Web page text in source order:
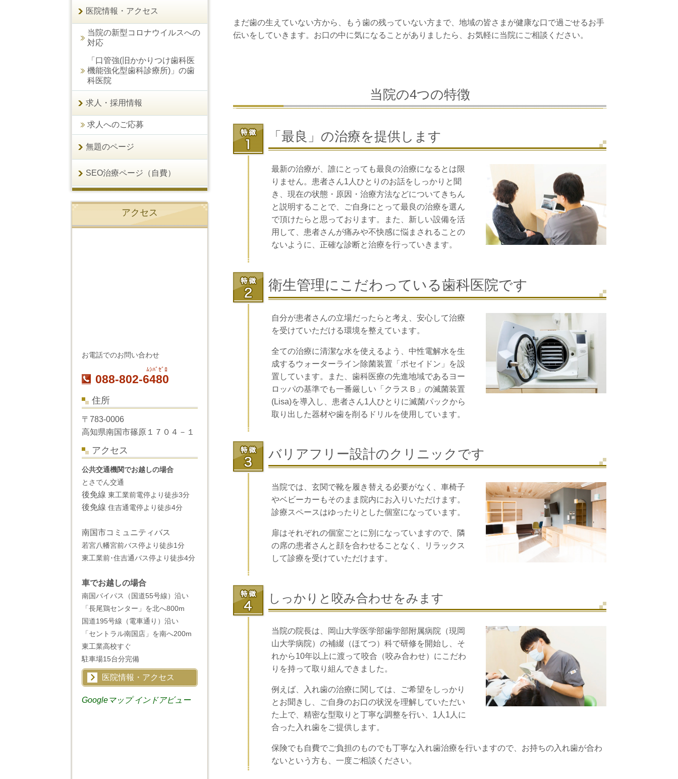
まだ歯の生えていない方から、もう歯の残っていない方まで、地域の皆さまが健康な口で過ごせるお手
伝いをしていきます。お口の中に気になることがありましたら、お気軽に当院にご相談ください。
当院の4つの特徴
「最良」の治療を提供します
最新の治療が、誰にとっても最良の治療になるとは限
りません。 患者さん1人ひとりのお話をしっかりと聞
き、現在の状態・原因・治療方法などについてきちん
と説明することで、ご自身にとって最良の治療を選ん
で頂けたらと思っております。また、 新しい設備を活
用して、患者さんが痛みや不快感に悩まされることの
ないように、正確な診断と治療を行っていきます。
衛生管理にこだわっている歯科医院です
自分が患者さんの立場だったらと考え、安心して治療
を受けていただける環境を整えています。
全ての治療に清潔な水を使えるよう、中性電解水を生
成するウォーターライン除菌装置「ポセイドン」を設
置しています。また、歯科医療の先進地域であるヨー
ロッパの基準でも一番厳しい「クラスＢ」の滅菌装置
(Lisa)を導入し、患者さん1人ひとりに滅菌パックから
取り出した器材や歯を削るドリルを使用しています。
バリアフリー設計のクリニックです
当院では、玄関で靴を履き替える必要がなく、車椅子
やベビーカーもそのまま院内にお入りいただけます。
診療スペースはゆったりとした個室になっています。
扉はそれぞれの個室ごとに別になっていますので、隣
の席の患者さんと顔を合わせることなく、リラックス
して診療を受けていただけます。
しっかりと咬み合わせをみます
当院の院長は、岡山大学医学部歯学部附属病院（現岡
山大学病院）の補綴（ほてつ）科で研修を開始し、そ
れから10年以上に渡って咬合（咬み合わせ）にこだわ
りを持って取り組んできました。
例えば、入れ歯の治療に関しては、ご希望をしっかり
とお聞きし、ご自身のお口の状況を理解していただい
た上で、精密な型取りと丁寧な調整を行い、1人1人に
合った入れ歯をご提供します。
保険でも自費でご負担のものでも丁寧な入れ歯治療を行いますので、お持ちの入れ歯が合わ
ないという方も、一度ご相談ください。
医院情報・アクセス
当院の新型コロナウイルスへの
対応
「口管強(旧かかりつけ歯科医
機能強化型歯科診療所)」の歯
科医院
求人・採用情報
求人へのご応募
無題のページ
SEO治療ページ（自費）
アクセス
お電話でのお問い合わせ
ﾑｼﾊﾞｾﾞﾛ
088-802-6480
住所
〒783-0006
高知県南国市篠原１７０４－１
アクセス
公共交通機関でお越しの場合
とさでん交通
後免線 東工業前電停より徒歩3分
後免線 住吉通電停より徒歩4分
南国市コミュニティバス
若宮八幡宮前バス停より徒歩1分
東工業前･住吉通バス停より徒歩4分
車でお越しの場合
南国バイパス（国道55号線）沿い
「長尾鶏センター」を北へ800m
国道195号線（電車通り）沿い
「セントラル南国店」を南へ200m
東工業高校すぐ
駐車場15台分完備
医院情報・アクセス
Googleマップ インドアビュー